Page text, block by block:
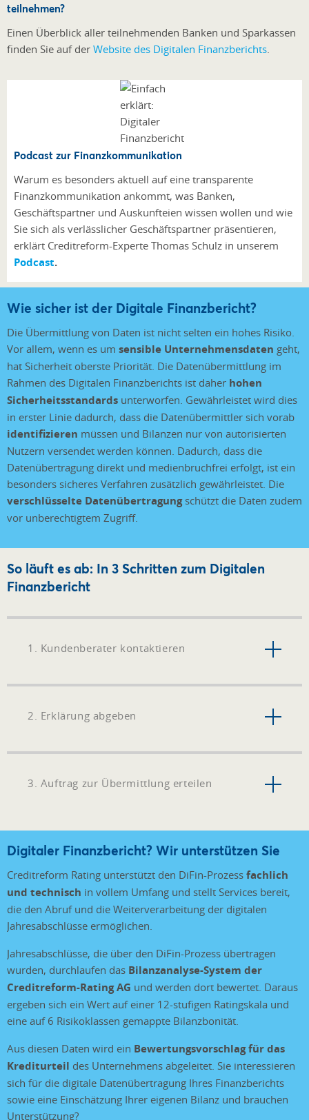
teilnehmen?
Einen Überblick aller teilnehmenden Banken und Sparkassen
finden Sie auf der Website des Digitalen Finanzberichts
Podcast zur Finanzkommunikation
Warum es besonders aktuell auf eine transparente
Finanzkommunikation ankommt, was Banken,
Geschäftspartner und Auskunfteien wissen wollen und wie
Sie sich als verlässlicher Geschäftspartner präsentieren,
erklärt Creditreform-Experte Thomas Schulz in unserem
Podcast.
Wie sicher ist der Digitale Finanzbericht?
Die Übermittlung von Daten ist nicht selten ein hohes Risiko.
Vor allem, wenn es um sensible Unternehmensdaten geht,
hat Sicherheit oberste Priorität. Die Datenübermittlung im
Rahmen des Digitalen Finanzberichts ist daher hohen
Sicherheitsstandards unterworfen. Gewährleistet wird dies
in erster Linie dadurch, dass die Datenübermittler sich vorab
identifizieren müssen und Bilanzen nur von autorisierten
Nutzern versendet werden können. Dadurch, dass die
Datenübertragung direkt und medienbruchfrei erfolgt, ist ein
besonders sicheres Verfahren zusätzlich gewährleistet. Die
verschlüsselte Datenübertragungschützt die Daten zudem
vor unberechtigtem Zugriff.
So läuft es ab: In 3 Schritten zum Digitalen
Finanzbericht
1. Kundenberater kontaktieren
2. Erklärung abgeben
3. Auftrag zur Übermittlung erteilen
Digitaler Finanzbericht? Wir unterstützen Sie
Creditreform Rating unterstützt den DiFin-Prozess fachlich
und technisch in vollem Umfang und stellt Services bereit,
die den Abruf und die Weiterverarbeitung der digitalen
Jahresabschlüsse ermöglichen.
Jahresabschlüsse, die über den DiFin-Prozess übertragen
wurden, durchlaufen das Bilanzanalyse-System der
Creditreform-Rating AG und werden dort bewertet. Daraus
ergeben sich ein Wert auf einer 12-stufigen Ratingskala und
eine auf 6 Risikoklassen gemappte Bilanzbonität.
Aus diesen Daten wird ein Bewertungsvorschlag für das
Krediturteil des Unternehmens abgeleitet. Sie interessieren
sich für die digitale Datenübertragung Ihres Finanzberichts
sowie eine Einschätzung Ihrer eigenen Bilanz und brauchen
Unterstützung?